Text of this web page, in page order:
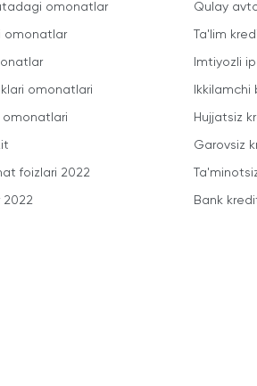
omonatlar
omonatlar
omonatlari
foizlari 2022
2022
Qulay
Ta'lim
Imtiyozli
Hujjatsiz
Garovsiz
Bank